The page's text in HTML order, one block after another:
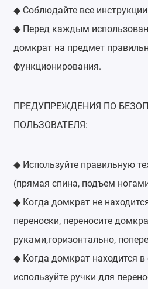
◆Соблюдайте все
◆Перед каждым
домкрат на предмет
функционирования.
ПРЕДУПРЕЖДЕНИЯ ПО
ПОЛЬЗОВАТЕЛЯ:
◆Используйте правильную
(прямая спина, подъем
◆Когда домкрат не
переноски, переносите
руками,горизонтально,
◆Когда домкрат находится в
используйте ручки для